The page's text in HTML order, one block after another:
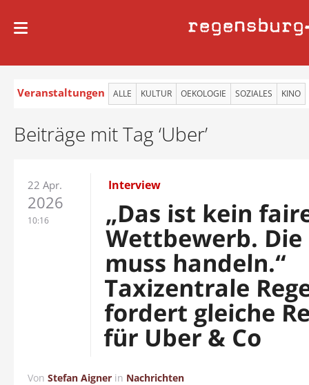
regensburg
Veranstaltungen ALLE KULTUR OEKOLOGIE SOZIALES KINO
Beiträge mit Tag ‘Uber’
22 Apr.
2026
10:16
Interview
„Das ist kein
Wettbewerb.
muss handeln.“
Taxizentrale
fordert gleiche
für Uber & Co
Von Stefan Aigner in Nachrichten